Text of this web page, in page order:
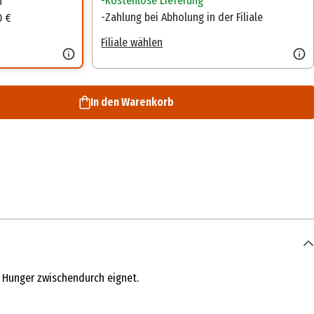
€
Zahlung bei Abholung in der Filiale
Filiale wählen
In den Warenkorb
zwischendurch eignet.